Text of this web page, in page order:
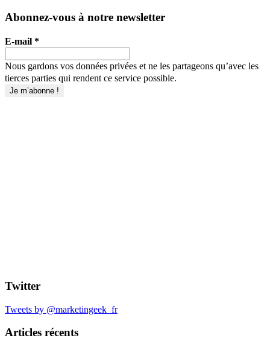
Abonnez-vous à notre newsletter
E-mail *
Nous gardons vos données privées et ne les partageons qu’avec les
tierces parties qui rendent ce service possible.
Twitter
Tweets by @marketingeek_fr
Articles récents